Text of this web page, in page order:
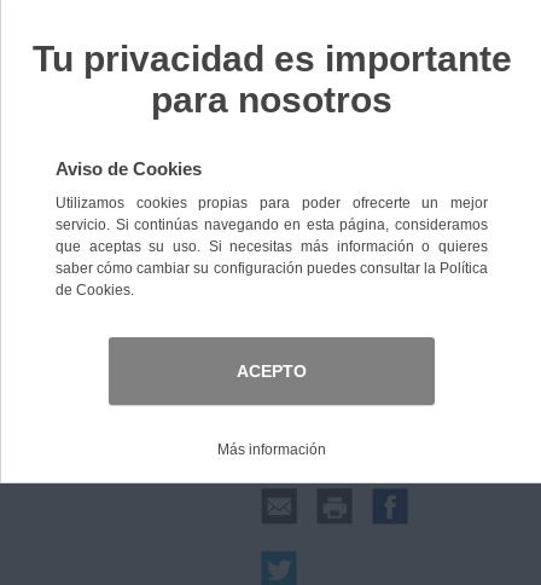
Tinta Brother LC3235
Ref. LC3235XLY
Compartir: